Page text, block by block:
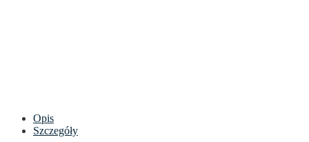
Opis
Szczegóły